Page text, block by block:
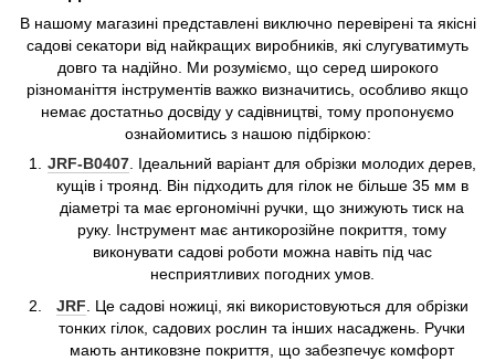
В нашому магазині представлені виключно перевірені та якісні
садові секатори від найкращих виробників, які слугуватимуть
довго та надійно. Ми розуміємо, що серед широкого
різноманіття інструментів важко визначитись, особливо якщо
немає достатньо досвіду у садівництві, тому пропонуємо
ознайомитись з нашою підбіркою:
JRF-B0407 . Ідеальний варіант для обрізки молодих дерев,
кущів і троянд. Він підходить для гілок не більше 35 мм в
діаметрі та має ергономічні ручки, що знижують тиск на
руку. Інструмент має антикорозійне покриття, тому
виконувати садові роботи можна навіть під час
несприятливих погодних умов.
JRF . Це садові ножиці, які використовуються для обрізки
тонких гілок, садових рослин та інших насаджень. Ручки
мають антиковзне покриття, що забезпечує комфорт